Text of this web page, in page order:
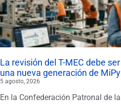
La revisión del T-MEC debe
una nueva generación de
5 agosto, 2026
En la Confederación Patronal de